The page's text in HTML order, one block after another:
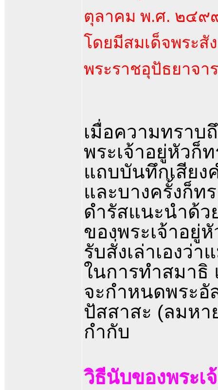
ตุลาคม พ.ศ. ๒๔๙
โดยมีสมเด็จพระสั
พระราชอุปัธยาจา
เมื่อความทราบ
พระเจ้าอยู่หัวก็
แถบบันทึกเสียง
และบางครั้งก็ท
ดำรัสแนะนำด้ว
ของพระเจ้าอยู่
รับสั่งเล่าเองว่
ในการทำสมาธิ
จะกำหนดพระอั
ปัสสาสะ (ลมหา
กำกับ
วิธีนับของพระเ